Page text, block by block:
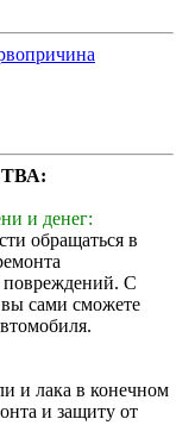
и денег:
обращаться в
повреждений. С
сами сможете
и лака в конечном
и защиту от